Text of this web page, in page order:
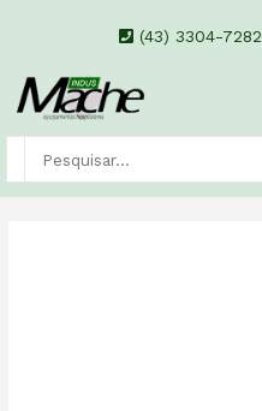
(43) 3304-7282